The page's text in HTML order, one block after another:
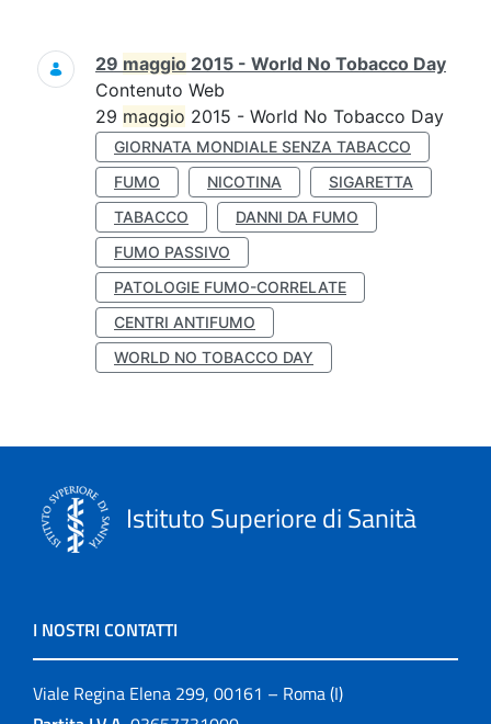
Ricerca
29 maggio 2015 - World No Tobacco Day
Contenuto Web
29 maggio 2015 - World No Tobacco Day
GIORNATA MONDIALE SENZA TABACCO
FUMO
NICOTINA
SIGARETTA
TABACCO
DANNI DA FUMO
FUMO PASSIVO
PATOLOGIE FUMO-CORRELATE
CENTRI ANTIFUMO
WORLD NO TOBACCO DAY
Istituto Superiore di Sanità
I NOSTRI CONTATTI
Viale Regina Elena 299, 00161 – Roma (I)